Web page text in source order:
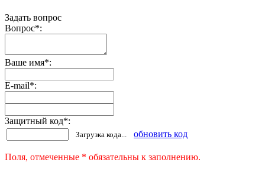
Задать вопрос
Вопрос*:
Ваше имя*:
E-mail*:
Защитный код*:
Загрузка кода... обновить код
Поля, отмеченные * обязательны к заполнению.